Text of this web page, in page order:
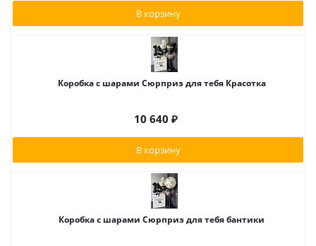
В корзину
Коробка с шарами Сюрприз для тебя Красотка
10 640 ₽
В корзину
Коробка с шарами Сюрприз для тебя бантики